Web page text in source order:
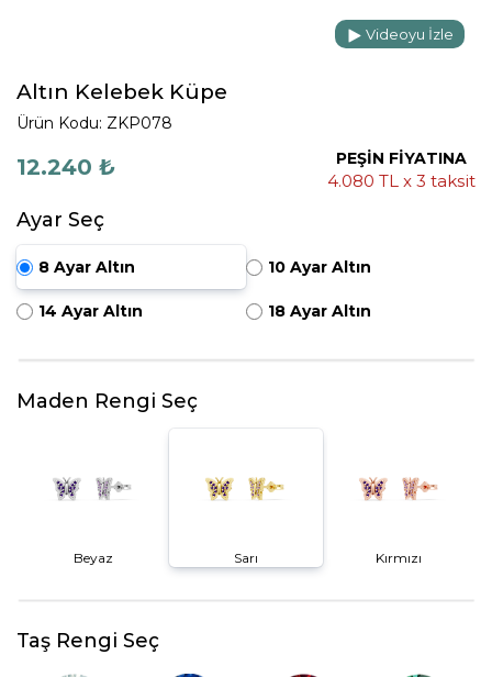
Videoyu İzle
Altın Kelebek Küpe
Ürün Kodu: ZKP078
12.240 ₺ PEŞİN FİYATINA
4.080 TL x 3 taksit
Ayar Seç
8 Ayar Altın 10 Ayar Altın
14 Ayar Altın 18 Ayar Altın
Maden Rengi Seç
Beyaz Sarı Kırmızı
Taş Rengi Seç